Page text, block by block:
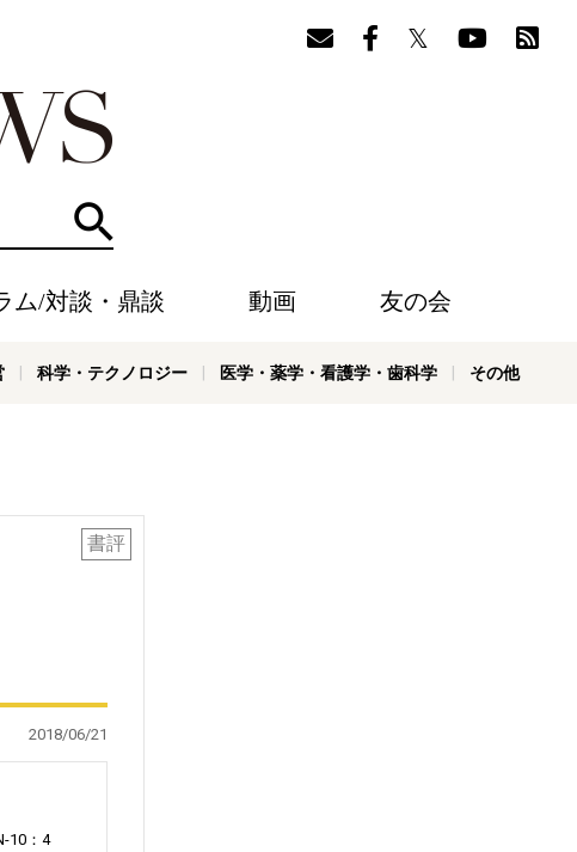
検索
ム/対談・鼎談 動画 友の会
科学・テクノロジー 医学・薬学・看護学・歯科学 その他
書評
2018/06/21
10：4